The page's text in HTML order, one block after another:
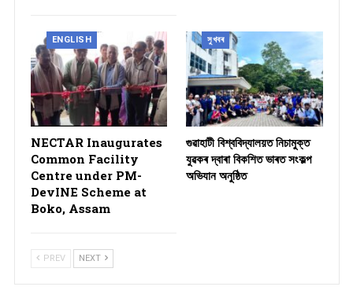
ENGLISH
NECTAR Inaugurates
Common Facility
Centre under PM-
DevINE Scheme at
Boko, Assam
সুখবৰ
গুৱাহাটী বিশ্ববিদ্যালয়ত নিচামুক্ত
যুৱকৰ দ্বাৰা বিকশিত ভাৰত সংকল্প
অভিযান অনুষ্ঠিত
PREV NEXT